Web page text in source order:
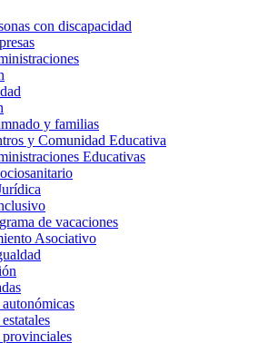
con discapacidad
y familias
y Comunidad Educativa
Educativas
de vacaciones
Asociativo